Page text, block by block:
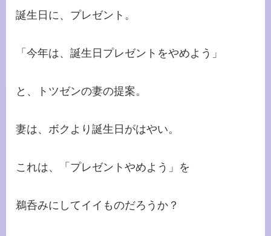
誕生日に、プレゼント。
「今年は、誕生日プレゼントをやめよう」
と、トツゼンの妻の提案。
妻は、ボクより誕生日がはやい。
これは、「プレゼントやめよう」を
鵜呑みにしてイイものだろうか？